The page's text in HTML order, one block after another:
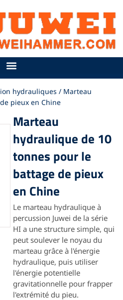
hydrauliques / Marteau
pieux en Chine
Marteau
hydraulique de 10
tonnes pour le
battage de pieux
en Chine
Le marteau hydraulique à
percussion Juwei de la série
HI a une structure simple, qui
peut soulever le noyau du
marteau grâce à l'énergie
hydraulique, puis utiliser
l'énergie potentielle
gravitationnelle pour frapper
l'extrémité du pieu.